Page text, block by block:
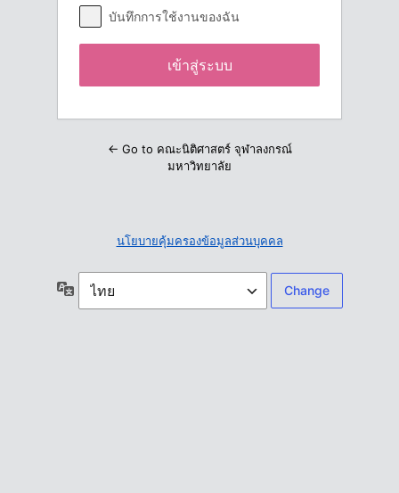
บันทึกการใช้งานของฉัน
← Go to คณะนิติศาสตร์ จุฬาลงกรณ์
มหาวิทยาลัย
นโยบายคุ้มครองข้อมูลส่วนบุคคล
ภาษา